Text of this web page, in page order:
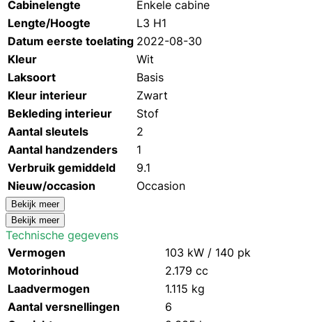
Cabinelengte
Enkele cabine
Lengte/Hoogte
L3 H1
Datum eerste toelating 2022-08-30
Kleur
Wit
Laksoort
Basis
Kleur interieur
Zwart
Bekleding interieur
Stof
Aantal sleutels
2
Aantal handzenders
1
Verbruik gemiddeld
9.1
Nieuw/occasion
Occasion
Bekijk meer
Bekijk meer
Technische gegevens
Vermogen
103 kW / 140 pk
Motorinhoud
2.179 cc
Laadvermogen
1.115 kg
Aantal versnellingen
6